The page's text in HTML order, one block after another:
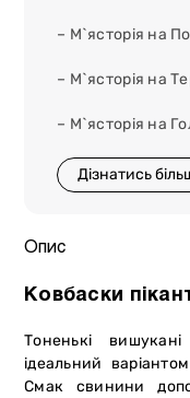
– М`ясторія на
– М`ясторія на
– М`ясторія на
Дізнатись
Опис
Ковбаски
Тоненькі
ідеальний
Смак свинини